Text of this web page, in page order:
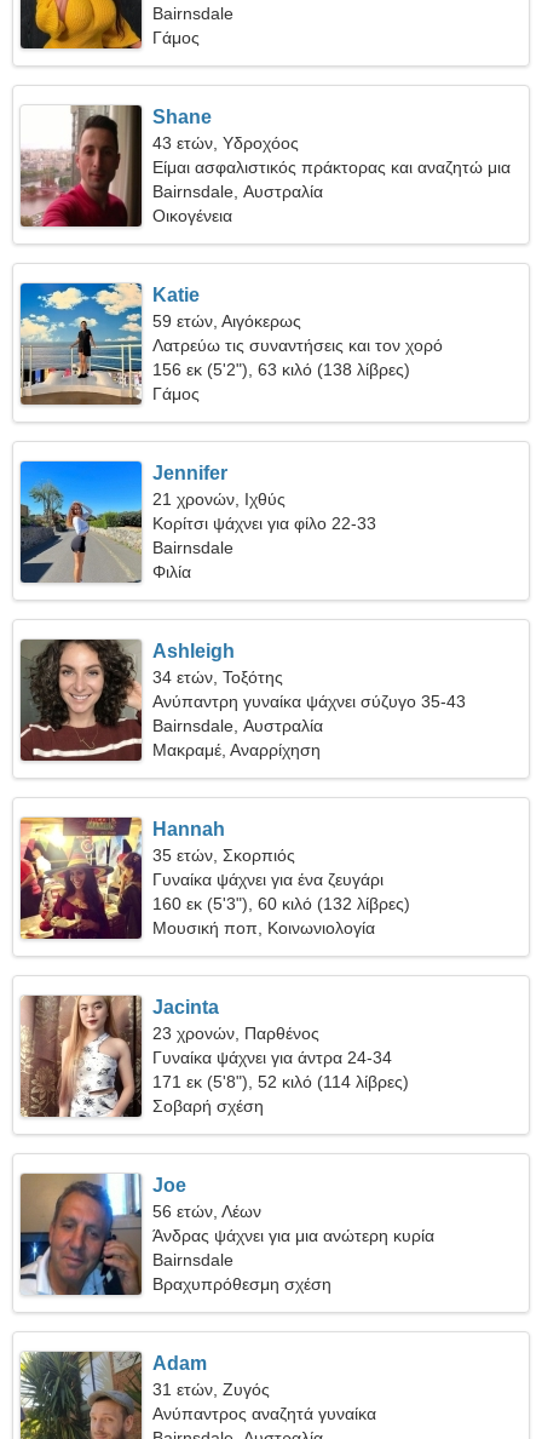
Bairnsdale
Γάμος
Shane
43 ετών, Υδροχόος
Είμαι ασφαλιστικός πράκτορας και αναζητώ μια
ωραία γυναίκα
Bairnsdale, Αυστραλία
Οικογένεια
Katie
59 ετών, Αιγόκερως
Λατρεύω τις συναντήσεις και τον χορό
156 εκ (5'2"), 63 κιλό (138 λίβρες)
Γάμος
Jennifer
21 χρονών, Ιχθύς
Κορίτσι ψάχνει για φίλο 22-33
Bairnsdale
Φιλία
Ashleigh
34 ετών, Τοξότης
Ανύπαντρη γυναίκα ψάχνει σύζυγο 35-43
Bairnsdale, Αυστραλία
Μακραμέ, Αναρρίχηση
Hannah
35 ετών, Σκορπιός
Γυναίκα ψάχνει για ένα ζευγάρι
160 εκ (5'3"), 60 κιλό (132 λίβρες)
Μουσική ποπ, Κοινωνιολογία
Jacinta
23 χρονών, Παρθένος
Γυναίκα ψάχνει για άντρα 24-34
171 εκ (5'8"), 52 κιλό (114 λίβρες)
Σοβαρή σχέση
Joe
56 ετών, Λέων
Άνδρας ψάχνει για μια ανώτερη κυρία
Bairnsdale
Βραχυπρόθεσμη σχέση
Adam
31 ετών, Ζυγός
Ανύπαντρος αναζητά γυναίκα